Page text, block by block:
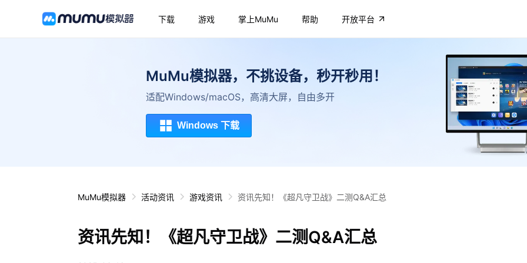
下载 游戏 掌上MuMu 帮助 开放平台
MuMu模拟器，不挑设备，秒开秒用！
适配Windows/macOS，高清大屏，自由多开
Windows 下载
MuMu模拟器 活动资讯 游戏资讯 资讯先知！《超凡守卫战》二测Q&A汇总
资讯先知！《超凡守卫战》二测Q&A汇总